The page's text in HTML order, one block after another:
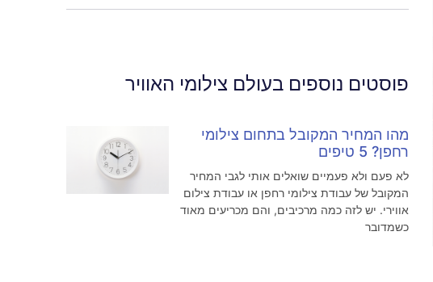
פוסטים נוספים בעולם צילומי האוויר
מהו המחיר המקובל בתחום צילומי
רחפן? 5 טיפים
לא פעם ולא פעמיים שואלים אותי לגבי המחיר
המקובל של עבודת צילומי רחפן או עבודת צילום
אווירי. יש לזה כמה מרכיבים, והם מכריעים מאוד
כשמדובר